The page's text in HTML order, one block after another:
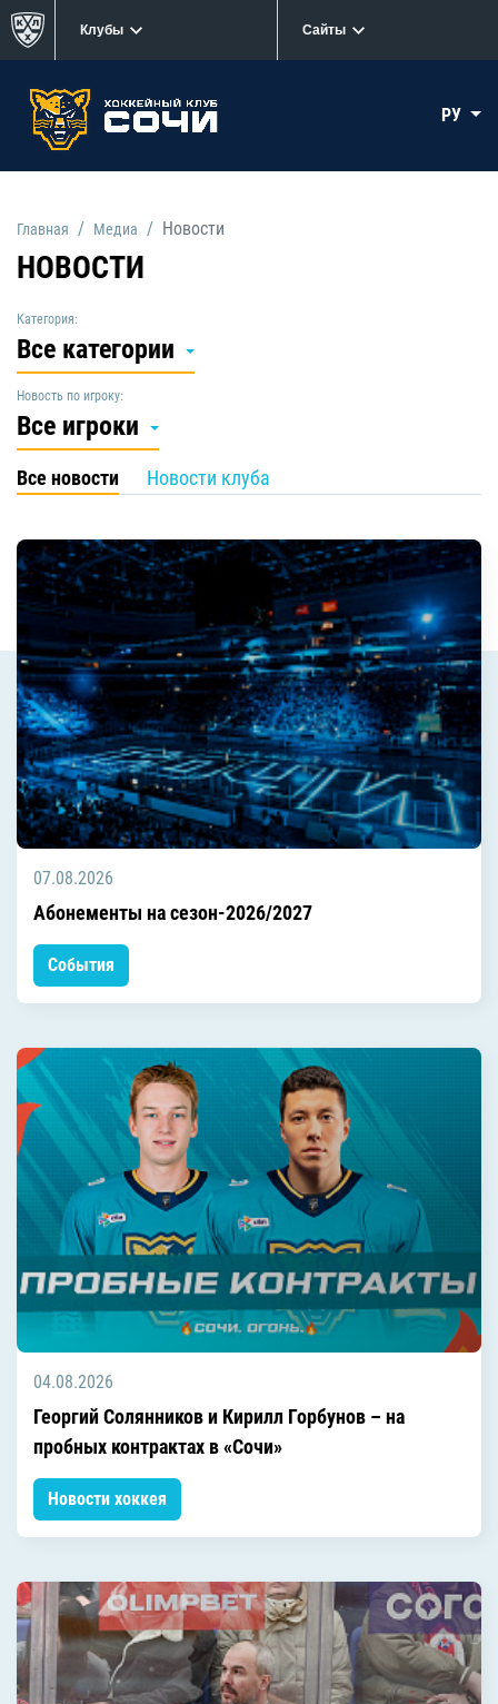
Клубы Сайты
РУ
Главная Медиа Новости
НОВОСТИ
Категория:
Все категории
Новость по игроку:
Все игроки
Все новости Новости клуба
07.08.2026
Абонементы на сезон-2026/2027
События
04.08.2026
Георгий Солянников и Кирилл Горбунов – на
пробных контрактах в «Сочи»
Новости хоккея